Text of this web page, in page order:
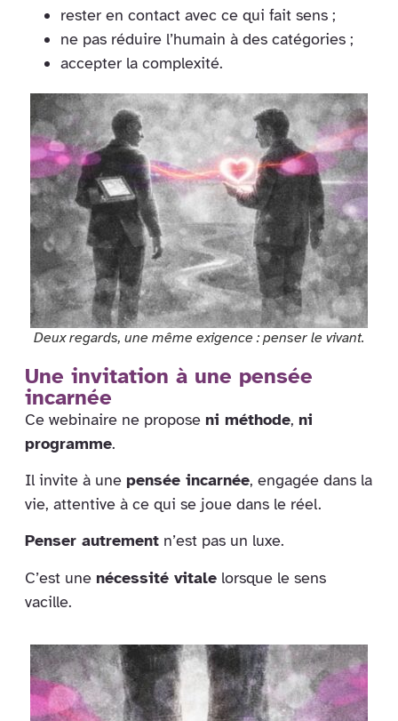
rester en contact avec ce qui fait sens ;
ne pas réduire l’humain à des catégories ;
accepter la complexité.
Deux regards, une même exigence : penser le vivant.
Une invitation à une pensée
incarnée
Ce webinaire ne propose ni méthode, ni
programme.
Il invite à une pensée incarnée, engagée dans la
vie, attentive à ce qui se joue dans le réel.
Penser autrement n’est pas un luxe.
C’est une nécessité vitale lorsque le sens
vacille.